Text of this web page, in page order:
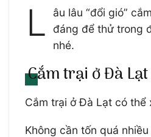
L
âu lâu “đổi gió”
đáng để thử trong
nhé.
Cắm trại ở Đà
Cắm trại ở Đà Lạt có thể
Không cần tốn quá